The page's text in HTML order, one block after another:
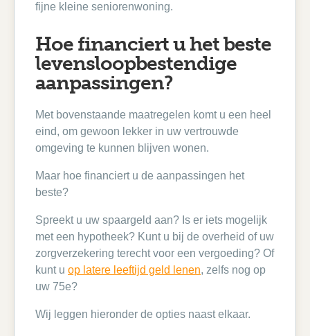
fijne kleine seniorenwoning.
Hoe financiert u het beste
levensloopbestendige
aanpassingen?
Met bovenstaande maatregelen komt u een heel
eind, om gewoon lekker in uw vertrouwde
omgeving te kunnen blijven wonen.
Maar hoe financiert u de aanpassingen het
beste?
Spreekt u uw spaargeld aan? Is er iets mogelijk
met een hypotheek? Kunt u bij de overheid of uw
zorgverzekering terecht voor een vergoeding? Of
kunt u op latere leeftijd geld lenen, zelfs nog op
uw 75e?
Wij leggen hieronder de opties naast elkaar.